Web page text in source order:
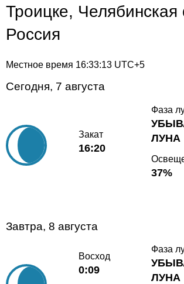
Троицке, Челябинская
Россия
Местное время 16:33:13 UTC+5
Сегодня, 7 августа
Закат
16:20
Фаза
ЛУНА
37%
Завтра, 8 августа
Восход
0:09
Фаза
ЛУНА